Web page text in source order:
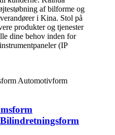
af bilforme og
i Kina. Stol på
produkter og tjenester
dine behov inden for
(IP